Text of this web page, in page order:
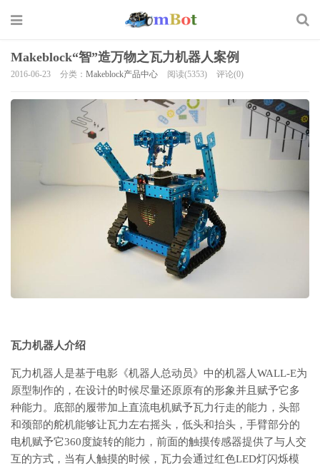
Makeblock“智”造万物之瓦力机器人案例
2016-06-23 分类： Makeblock产品中心 阅读(5353) 评论(0)
瓦力机器人介绍
瓦力机器人是基于电影《机器人总动员》中的机器人WALL-E为
原型制作的，在设计的时候尽量还原原有的形象并且赋予它多
种能力。底部的履带加上直流电机赋予瓦力行走的能力，头部
和颈部的舵机能够让瓦力左右摇头，低头和抬头，手臂部分的
电机赋予它360度旋转的能力，前面的触摸传感器提供了与人交
互的方式，当有人触摸的时候，瓦力会通过红色LED灯闪烁模